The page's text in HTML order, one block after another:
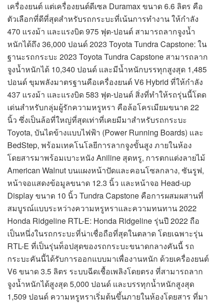
เครื่องยนต์ แต่เครื่องยนต์ดีเซล Duramax ขนาด 6.6 ลิตร คือ
ตัวเลือกที่ดีที่สุดสำหรับรถกระบะที่เน้นการทำงาน ให้กำลัง
470 แรงม้า และแรงบิด 975 ฟุต-ปอนด์ สามารถลากจูงน้ำ
หนักได้ถึง 36,000 ปอนด์ 2023 Toyota Tundra Capstone: ใน
ฐานะรถกระบะ 2023 Toyota Tundra Capstone สามารถลาก
จูงน้ำหนักได้ 10,340 ปอนด์ และมีน้ำหนักบรรทุกสูงสุด 1,485
ปอนด์ ขุมพลังมาตรฐานคือเครื่องยนต์ V6 Hybrid ที่ให้กำลัง
437 แรงม้า และแรงบิด 583 ฟุต-ปอนด์ สิ่งที่ทำให้รถรุ่นนี้โดด
เด่นสำหรับกลุ่มผู้รักความหรูหรา คือล้อโครเมียมขนาด 22
นิ้ว ซึ่งเป็นล้อที่ใหญ่ที่สุดเท่าที่เคยมีมาสำหรับรถกระบะ
Toyota, บันไดข้างแบบไฟฟ้า (Power Running Boards) และ
BedStep, พร้อมเทคโนโลยีการลากจูงขั้นสูง ภายในห้อง
โดยสารมาพร้อมเบาะหนัง Aniline สุดหรู, การตกแต่งลายไม้
American Walnut บนแผงหน้าปัดและคอนโซลกลาง, ซันรูฟ,
หน้าจอแสดงข้อมูลขนาด 12.3 นิ้ว และหน้าจอ Head-up
Display ขนาด 10 นิ้ว Tundra Capstone คือการผสมผสานที่
สมบูรณ์แบบระหว่างความหรูหราและความทนทาน 2022
Honda Ridgeline RTL-E: Honda Ridgeline รุ่นปี 2022 ถือ
เป็นหนึ่งในรถกระบะที่น่าเชื่อถือที่สุดในตลาด โดยเฉพาะรุ่น
RTL-E ที่เป็นรุ่นท็อปสุดของรถกระบะขนาดกลางคันนี้ รถ
กระบะคันนี้ได้รับการออกแบบมาเพื่องานหนัก ด้วยเครื่องยนต์
V6 ขนาด 3.5 ลิตร ระบบฉีดเชื้อเพลิงโดยตรง ที่สามารถลาก
จูงน้ำหนักได้สูงสุด 5,000 ปอนด์ และบรรทุกน้ำหนักสูงสุด
1,509 ปอนด์ ความหรูหราเริ่มต้นขึ้นภายในห้องโดยสาร ที่มา